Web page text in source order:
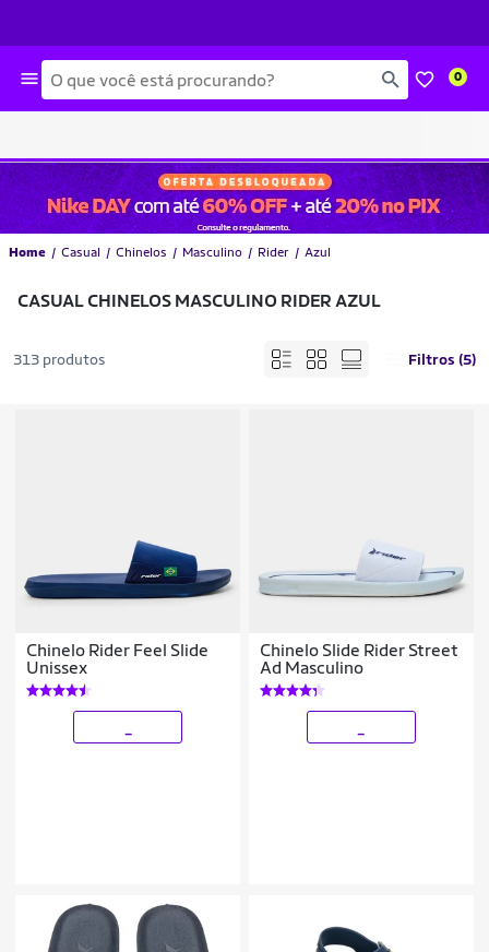
Busca 0
Home Casual Chinelos Masculino Rider Azul
CASUAL CHINELOS MASCULINO RIDER AZUL
313 produtos Filtros (5)
Chinelo Rider Feel Slide
Unissex
Chinelo Slide Rider Street
Ad Masculino